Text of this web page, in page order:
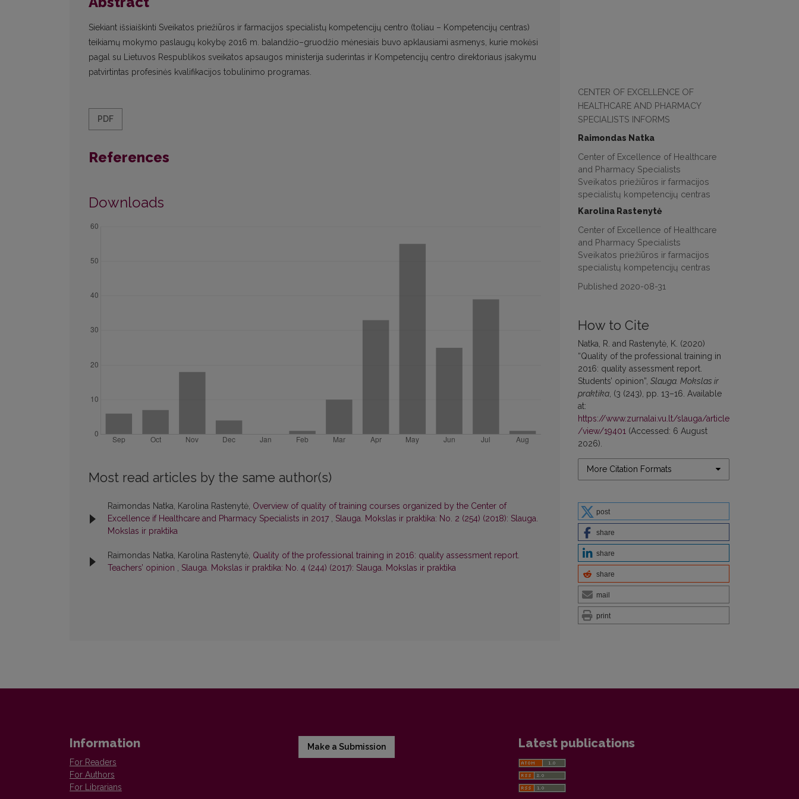
CENTER OF EXCELLENCE OF
HEALTHCARE AND PHARMACY
SPECIALISTS INFORMS
Raimondas Natka
Center of Excellence of Healthcare
and Pharmacy Specialists
Sveikatos priežiūros ir farmacijos
specialistų kompetencijų centras
Karolina Rastenytė
Center of Excellence of Healthcare
and Pharmacy Specialists
Sveikatos priežiūros ir farmacijos
specialistų kompetencijų centras
Published 2020-08-31
How to Cite
Natka, R. and Rastenytė, K. (2020)
“Quality of the professional training in
2016: quality assessment report.
Students’ opinion”, Slauga. Mokslas ir
praktika , (3 (243), pp. 13–16. Available
at:
https://www.zurnalai.vu.lt/slauga/article
/view/19401 (Accessed: 6 August
2026).
More Citation Formats
post
share
share
share
mail
print
Siekiant išsiaiškinti Sveikatos priežiūros ir farmacijos specialistų kompetencijų centro (toliau – Kompetencijų centras)
teikiamų mokymo paslaugų kokybę 2016 m. balandžio–gruodžio mėnesiais buvo apklausiami asmenys, kurie mokėsi
pagal su Lietuvos Respublikos sveikatos apsaugos ministerija suderintas ir Kompetencijų centro direktoriaus įsakymu
patvirtintas profesinės kvalifikacijos tobulinimo programas.
PDF
References
Downloads
Most read articles by the same author(s)
Raimondas Natka, Karolina Rastenytė, Overview of quality of training courses organized by the Center of
Excellence if Healthcare and Pharmacy Specialists in 2017 , Slauga. Mokslas ir praktika: No. 2 (254) (2018): Slauga.
Mokslas ir praktika
Raimondas Natka, Karolina Rastenytė, Quality of the professional training in 2016: quality assessment report.
Teachers’ opinion , Slauga. Mokslas ir praktika: No. 4 (244) (2017): Slauga. Mokslas ir praktika
Information
For Readers
For Authors
For Librarians
Make a Submission Latest publications